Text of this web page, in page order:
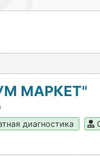
МАРКЕТ"
диагностика